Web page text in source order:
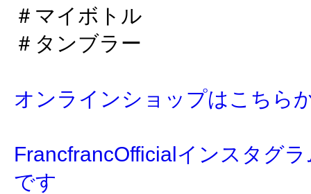
＃マイボトル
＃タンブラー
オンラインショップはこちら
FrancfrancOfficialインスタグ
です